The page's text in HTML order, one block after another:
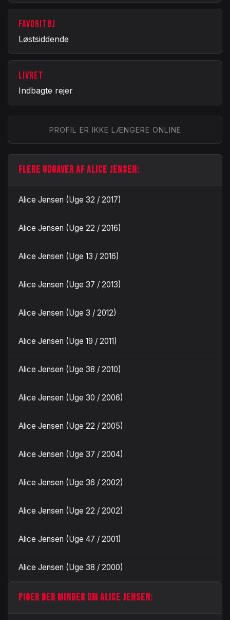
FAVORITØJ
Løstsiddende
LIVRET
Indbagte rejer
PROFIL ER IKKE LÆNGERE ONLINE
FLERE UDGAVER AF ALICE JENSEN:
Alice Jensen (Uge 32 / 2017)
Alice Jensen (Uge 22 / 2016)
Alice Jensen (Uge 13 / 2016)
Alice Jensen (Uge 37 / 2013)
Alice Jensen (Uge 3 / 2012)
Alice Jensen (Uge 19 / 2011)
Alice Jensen (Uge 38 / 2010)
Alice Jensen (Uge 30 / 2006)
Alice Jensen (Uge 22 / 2005)
Alice Jensen (Uge 37 / 2004)
Alice Jensen (Uge 36 / 2002)
Alice Jensen (Uge 22 / 2002)
Alice Jensen (Uge 47 / 2001)
Alice Jensen (Uge 38 / 2000)
PIGER DER MINDER OM ALICE JENSEN: